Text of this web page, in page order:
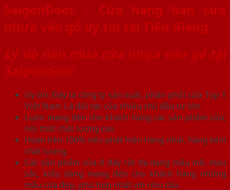
SaigonDoor – Cửa hàng bán cửa
nhựa vân gỗ uy tín tại Tiền Giang
Lý do nên mua cửa nhựa vân gỗ tại
Saigondoor
Uy tín: Đây là công ty sản xuất, phân phối cửa Top 1
Việt Nam. Là đối tác của nhiều chủ đầu tư lớn.
Luôn mang đến cho khách hàng các sản phẩm cửa,
nội thất chất lượng cao
Hoàn tiền 100% nếu phát hiện hàng nhái, hàng kém
chất lượng.
Các sản phẩm cửa ở đây rất đa dạng mẫu mã, màu
sắc, kiểu dáng mang đến cho khách hàng những
mẫu cửa đẹp, phù hợp nhất với nhu cầu.